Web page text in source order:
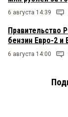
6 августа 14:39
Правительство
бензин Евро-2 и
6 августа 14:00